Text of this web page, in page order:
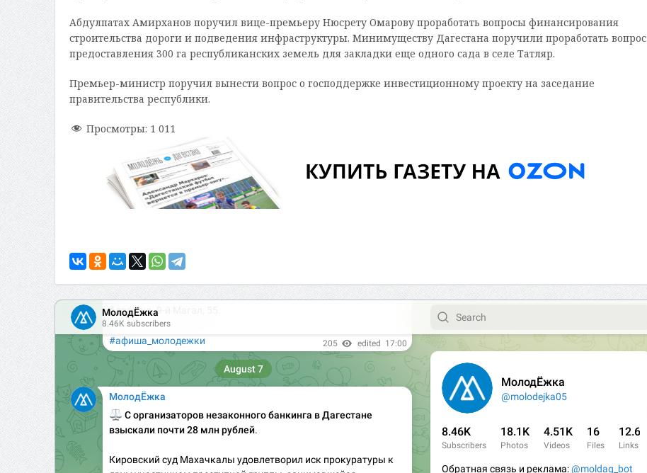
Абдулпатах Амирханов поручил вице-премьеру Нюсрету Омарову проработать вопросы финансирования
строительства дороги и подведения инфраструктуры. Минимуществу Дагестана поручили проработать вопрос
предоставления 300 га республиканских земель для закладки еще одного сада в селе Татляр.
Премьер-министр поручил вынести вопрос о господдержке инвестиционному проекту на заседание
правительства республики.
Просмотры: 1 011